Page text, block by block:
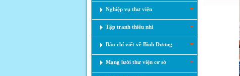
Nghiệp vụ thư viện
Tập tranh thiếu nhi
Báo chí viết về Bình Dương
Mạng lưới thư viện cơ sở